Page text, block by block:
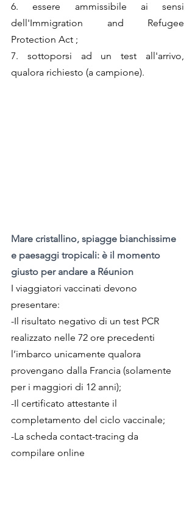
6. essere ammissibile ai sensi
dell'Immigration and Refugee
Protection Act ;
7. sottoporsi ad un test all'arrivo,
qualora richiesto (a campione).
Mare cristallino, spiagge bianchissime
e paesaggi tropicali: è il momento
giusto per andare a Réunion
I viaggiatori vaccinati devono
presentare:
-Il risultato negativo di un test PCR
realizzato nelle 72 ore precedenti
l’imbarco unicamente qualora
provengano dalla Francia (solamente
per i maggiori di 12 anni);
-Il certificato attestante il
completamento del ciclo vaccinale;
-La scheda contact-tracing da
compilare online